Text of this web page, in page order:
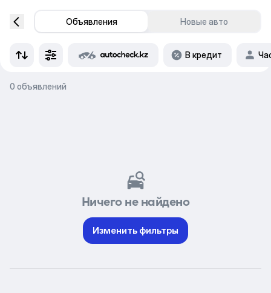
Объявления Новые авто
В кредит
0 объявлений
Ничего не найдено
Изменить фильтры